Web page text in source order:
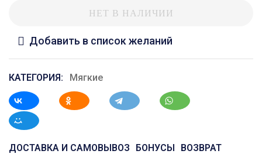
НЕТ В НАЛИЧИИ
Добавить в список желаний
КАТЕГОРИЯ: Мягкие
ДОСТАВКА И САМОВЫВОЗ БОНУСЫ ВОЗВРАТ